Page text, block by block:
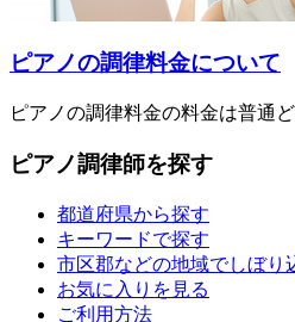
ピアノの調律料金について
ピアノの調律料金の料金は普通
ピアノ調律師を探す
都道府県から探す
キーワードで探す
市区郡などの地域でしぼり
お気に入りを見る
ご利用方法